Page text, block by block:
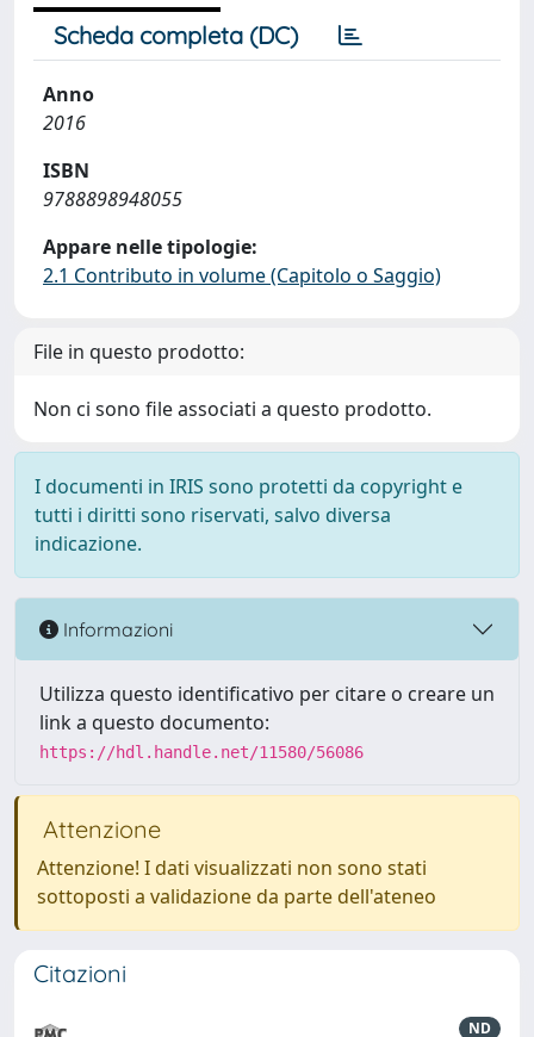
Scheda completa (DC)
Anno
2016
ISBN
9788898948055
Appare nelle tipologie:
2.1 Contributo in volume (Capitolo o Saggio)
File in questo prodotto:
Non ci sono file associati a questo prodotto.
I documenti in IRIS sono protetti da copyright e
tutti i diritti sono riservati, salvo diversa
indicazione.
Informazioni
Utilizza questo identificativo per citare o creare un
link a questo documento:
https://hdl.handle.net/11580/56086
Attenzione
Attenzione! I dati visualizzati non sono stati
sottoposti a validazione da parte dell'ateneo
Citazioni
ND